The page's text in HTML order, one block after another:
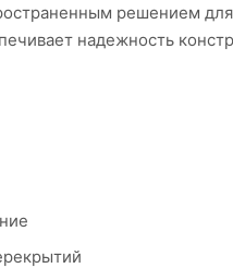
решением
надежность